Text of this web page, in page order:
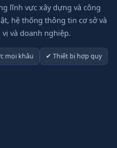
lĩnh vực xây dựng và công
hệ thống thông tin cơ sở và
và doanh nghiệp.
mọi khâu ✔ Thiết bị hợp quy